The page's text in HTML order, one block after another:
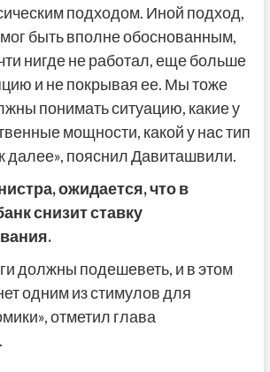
подходом. Иной подход,
быть вполне обоснованным,
нигде не работал, еще больше
и не покрывая ее. Мы тоже
понимать ситуацию, какие у
мощности, какой у нас тип
далее», пояснил Давиташвили.
ожидается, что в
снизит ставку
должны подешеветь, и в этом
одним из стимулов для
отметил глава